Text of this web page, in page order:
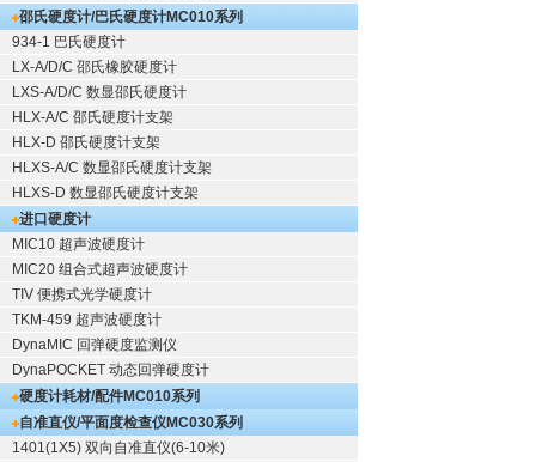
邵氏硬度计/巴氏硬度计MC010系列
934-1 巴氏硬度计
LX-A/D/C 邵氏橡胶硬度计
LXS-A/D/C 数显邵氏硬度计
HLX-A/C 邵氏硬度计支架
HLX-D 邵氏硬度计支架
HLXS-A/C 数显邵氏硬度计支架
HLXS-D 数显邵氏硬度计支架
进口硬度计
MIC10 超声波硬度计
MIC20 组合式超声波硬度计
TIV 便携式光学硬度计
TKM-459 超声波硬度计
DynaMIC 回弹硬度监测仪
DynaPOCKET 动态回弹硬度计
硬度计耗材/配件MC010系列
自准直仪/平面度检查仪MC030系列
1401(1X5) 双向自准直仪(6-10米)